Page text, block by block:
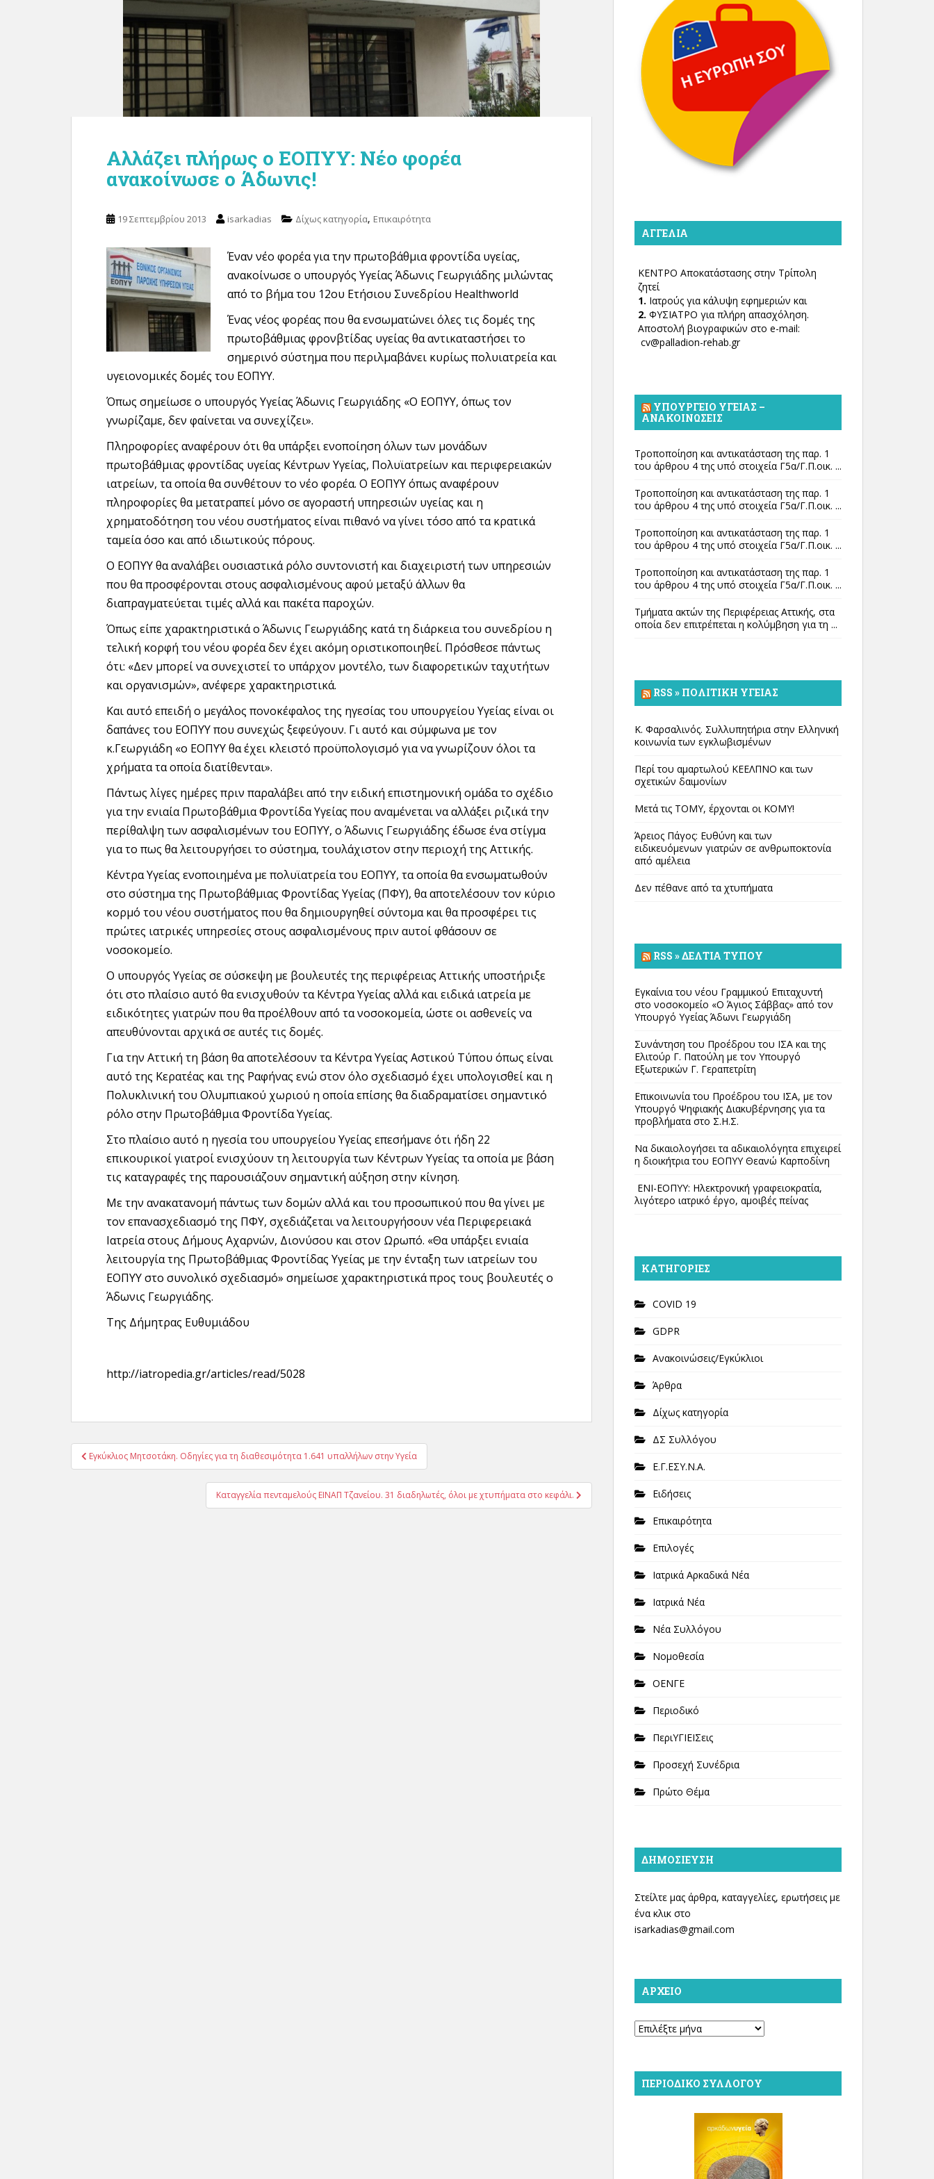
Αλλάζει πλήρως ο ΕΟΠΥΥ: Νέο φορέα
ανακοίνωσε ο Άδωνις!
19 Σεπτεμβρίου 2013 isarkadias Δίχως κατηγορία, Επικαιρότητα
Έναν νέο φορέα για την πρωτοβάθμια φροντίδα υγείας,
ανακοίνωσε ο υπουργός Υγείας Άδωνις Γεωργιάδης μιλώντας
από το βήμα του 12ου Ετήσιου Συνεδρίου Healthworld
Ένας νέος φορέας που θα ενσωματώνει όλες τις δομές της
πρωτοβάθμιας φρονβτίδας υγείας θα αντικαταστήσει το
σημερινό σύστημα που περιλμαβάνει κυρίως πολυιατρεία και
υγειονομικές δομές του ΕΟΠΥΥ.
Όπως σημείωσε ο υπουργός Υγείας Άδωνις Γεωργιάδης «Ο ΕΟΠΥΥ, όπως τον
γνωρίζαμε, δεν φαίνεται να συνεχίζει».
Πληροφορίες αναφέρουν ότι θα υπάρξει ενοποίηση όλων των μονάδων
πρωτοβάθμιας φροντίδας υγείας Κέντρων Υγείας, Πολυϊατρείων και περιφερειακών
ιατρείων, τα οποία θα συνθέτουν το νέο φορέα. Ο ΕΟΠΥΥ όπως αναφέρουν
πληροφορίες θα μετατραπεί μόνο σε αγοραστή υπηρεσιών υγείας και η
χρηματοδότηση του νέου συστήματος είναι πιθανό να γίνει τόσο από τα κρατικά
ταμεία όσο και από ιδιωτικούς πόρους.
Ο ΕΟΠΥΥ θα αναλάβει ουσιαστικά ρόλο συντονιστή και διαχειριστή των υπηρεσιών
που θα προσφέρονται στους ασφαλισμένους αφού μεταξύ άλλων θα
διαπραγματεύεται τιμές αλλά και πακέτα παροχών.
Όπως είπε χαρακτηριστικά ο Άδωνις Γεωργιάδης κατά τη διάρκεια του συνεδρίου η
τελική κορφή του νέου φορέα δεν έχει ακόμη οριστικοποιηθεί. Πρόσθεσε πάντως
ότι: «Δεν μπορεί να συνεχιστεί το υπάρχον μοντέλο, των διαφορετικών ταχυτήτων
και οργανισμών», ανέφερε χαρακτηριστικά.
Και αυτό επειδή ο μεγάλος πονοκέφαλος της ηγεσίας του υπουργείου Υγείας είναι οι
δαπάνες του ΕΟΠΥΥ που συνεχώς ξεφεύγουν. Γι αυτό και σύμφωνα με τον
κ.Γεωργιάδη «ο ΕΟΠΥΥ θα έχει κλειστό προϋπολογισμό για να γνωρίζουν όλοι τα
χρήματα τα οποία διατίθενται».
Πάντως λίγες ημέρες πριν παραλάβει από την ειδική επιστημονική ομάδα το σχέδιο
για την ενιαία Πρωτοβάθμια Φροντίδα Υγείας που αναμένεται να αλλάξει ριζικά την
περίθαλψη των ασφαλισμένων του ΕΟΠΥΥ, ο Άδωνις Γεωργιάδης έδωσε ένα στίγμα
για το πως θα λειτουργήσει το σύστημα, τουλάχιστον στην περιοχή της Αττικής.
Κέντρα Υγείας ενοποιημένα με πολυϊατρεία του ΕΟΠΥΥ, τα οποία θα ενσωματωθούν
στο σύστημα της Πρωτοβάθμιας Φροντίδας Υγείας (ΠΦΥ), θα αποτελέσουν τον κύριο
κορμό του νέου συστήματος που θα δημιουργηθεί σύντομα και θα προσφέρει τις
πρώτες ιατρικές υπηρεσίες στους ασφαλισμένους πριν αυτοί φθάσουν σε
νοσοκομείο.
Ο υπουργός Υγείας σε σύσκεψη με βουλευτές της περιφέρειας Αττικής υποστήριξε
ότι στο πλαίσιο αυτό θα ενισχυθούν τα Κέντρα Υγείας αλλά και ειδικά ιατρεία με
ειδικότητες γιατρών που θα προέλθουν από τα νοσοκομεία, ώστε οι ασθενείς να
απευθύνονται αρχικά σε αυτές τις δομές.
Για την Αττική τη βάση θα αποτελέσουν τα Κέντρα Υγείας Αστικού Τύπου όπως είναι
αυτό της Κερατέας και της Ραφήνας ενώ στον όλο σχεδιασμό έχει υπολογισθεί και η
Πολυκλινική του Ολυμπιακού χωριού η οποία επίσης θα διαδραματίσει σημαντικό
ρόλο στην Πρωτοβάθμια Φροντίδα Υγείας.
Στο πλαίσιο αυτό η ηγεσία του υπουργείου Υγείας επεσήμανε ότι ήδη 22
επικουρικοί γιατροί ενισχύουν τη λειτουργία των Κέντρων Υγείας τα οποία με βάση
τις καταγραφές της παρουσιάζουν σημαντική αύξηση στην κίνηση.
Με την ανακατανομή πάντως των δομών αλλά και του προσωπικού που θα γίνει με
τον επανασχεδιασμό της ΠΦΥ, σχεδιάζεται να λειτουργήσουν νέα Περιφερειακά
Ιατρεία στους Δήμους Αχαρνών, Διονύσου και στον Ωρωπό. «Θα υπάρξει ενιαία
λειτουργία της Πρωτοβάθμιας Φροντίδας Υγείας με την ένταξη των ιατρείων του
ΕΟΠΥΥ στο συνολικό σχεδιασμό» σημείωσε χαρακτηριστικά προς τους βουλευτές ο
Άδωνις Γεωργιάδης.
Της Δήμητρας Ευθυμιάδου
http://iatropedia.gr/articles/read/5028
Πλοήγηση
άρθρων
Εγκύκλιος Μητσοτάκη. Οδηγίες για τη διαθεσιμότητα 1.641 υπαλλήλων στην Υγεία
Καταγγελία πενταμελούς ΕΙΝΑΠ Τζανείου. 31 διαδηλωτές, όλοι με χτυπήματα στο κεφάλι.
ΑΓΓΕΛΊΑ
ΚΕΝΤΡΟ Αποκατάστασης στην Τρίπολη
ζητεί
1. Ιατρούς για κάλυψη εφημεριών και
2. ΦΥΣΙΑΤΡΟ για πλήρη απασχόληση.
Αποστολή βιογραφικών στο e-mail:
cv@palladion-rehab.gr
ΥΠΟΥΡΓΕΊΟ ΥΓΕΊΑΣ –
ΑΝΑΚΟΙΝΏΣΕΙΣ
Τροποποίηση και αντικατάσταση της παρ. 1
του άρθρου 4 της υπό στοιχεία Γ5α/Γ.Π.οικ. ...
Τροποποίηση και αντικατάσταση της παρ. 1
του άρθρου 4 της υπό στοιχεία Γ5α/Γ.Π.οικ. ...
Τροποποίηση και αντικατάσταση της παρ. 1
του άρθρου 4 της υπό στοιχεία Γ5α/Γ.Π.οικ. ...
Τροποποίηση και αντικατάσταση της παρ. 1
του άρθρου 4 της υπό στοιχεία Γ5α/Γ.Π.οικ. ...
Τμήματα ακτών της Περιφέρειας Αττικής, στα
οποία δεν επιτρέπεται η κολύμβηση για τη ...
RSS » ΠΟΛΙΤΙΚΉ ΥΓΕΊΑΣ
Κ. Φαρσαλινός. Συλλυπητήρια στην Ελληνική
κοινωνία των εγκλωβισμένων
Περί του αμαρτωλού ΚΕΕΛΠΝΟ και των
σχετικών δαιμονίων
Μετά τις ΤΟΜΥ, έρχονται οι ΚΟΜΥ!
Άρειος Πάγος: Ευθύνη και των
ειδικευόμενων γιατρών σε ανθρωποκτονία
από αμέλεια
Δεν πέθανε από τα χτυπήματα
RSS » ΔΕΛΤΊΑ ΤΎΠΟΥ
Εγκαίνια του νέου Γραμμικού Επιταχυντή
στο νοσοκομείο «Ο Άγιος Σάββας» από τον
Υπουργό Υγείας Άδωνι Γεωργιάδη
Συνάντηση του Προέδρου του ΙΣΑ και της
Ελιτούρ Γ. Πατούλη με τον Υπουργό
Εξωτερικών Γ. Γεραπετρίτη
Επικοινωνία του Προέδρου του ΙΣΑ, με τον
Υπουργό Ψηφιακής Διακυβέρνησης για τα
προβλήματα στο Σ.Η.Σ.
Να δικαιολογήσει τα αδικαιολόγητα επιχειρεί
η διοικήτρια του ΕΟΠΥΥ Θεανώ Καρποδίνη
ΕΝΙ-ΕΟΠΥΥ: Ηλεκτρονική γραφειοκρατία,
λιγότερο ιατρικό έργο, αμοιβές πείνας
KΑΤΗΓΟΡΊΕΣ
COVID 19
GDPR
Ανακοινώσεις/Εγκύκλιοι
Άρθρα
Δίχως κατηγορία
ΔΣ Συλλόγου
Ε.Γ.ΕΣΥ.Ν.Α.
Ειδήσεις
Επικαιρότητα
Επιλογές
Ιατρικά Αρκαδικά Νέα
Ιατρικά Νέα
Νέα Συλλόγου
Νομοθεσία
ΟΕΝΓΕ
Περιοδικό
ΠεριΥΓΙΕΙΣεις
Προσεχή Συνέδρια
Πρώτο Θέμα
ΔΗΜΟΣΊΕΥΣΗ
Στείλτε μας άρθρα, καταγγελίες, ερωτήσεις με
ένα κλικ στο
isarkadias@gmail.com
ΑΡΧΕΊΟ
Αρχείο
ΠΕΡΙΟΔΙΚΌ ΣΥΛΛΌΓΟΥ